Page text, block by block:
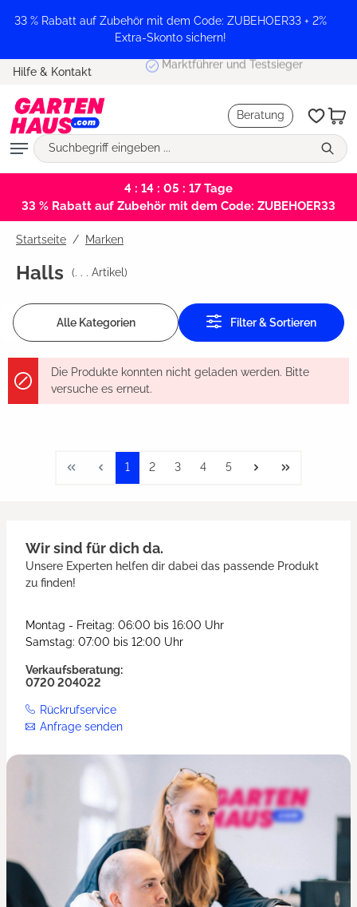
springen
33 % Rabatt auf Zubehör mit dem Code: ZUBEHOER33 + 2%
Extra-Skonto sichern!
Hilfe & Kontakt Marktführer und Testsieger
Beratung
4 : 14 : 05 : 17Tage
33 % Rabatt auf Zubehör mit dem Code: ZUBEHOER33
Startseite Marken
Halls (. . . Artikel)
Alle Kategorien Filter & Sortieren
Die Produkte konnten nicht geladen werden. Bitte
versuche es erneut.
1 2 3 4 5
Wir sind für dich da.
Unsere Experten helfen dir dabei das passende Produkt
zu finden!
Montag - Freitag: 06:00 bis 16:00 Uhr
Samstag: 07:00 bis 12:00 Uhr
Verkaufsberatung:
0720 204022
Rückrufservice
Anfrage senden